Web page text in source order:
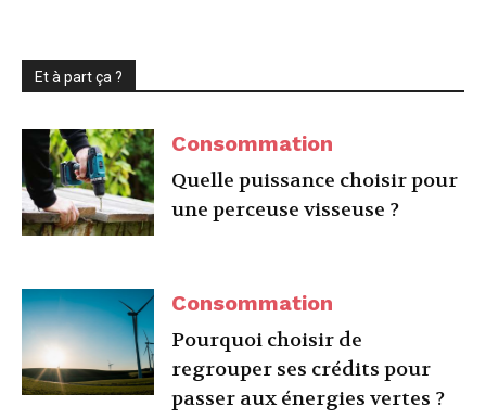
Et à part ça ?
Consommation
Quelle puissance choisir pour
une perceuse visseuse ?
Consommation
Pourquoi choisir de
regrouper ses crédits pour
passer aux énergies vertes ?